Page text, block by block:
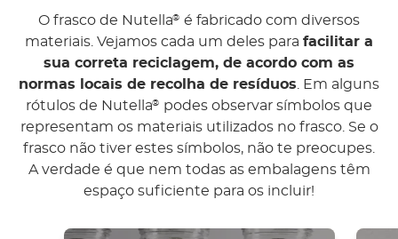
O frasco de Nutella® é fabricado com diversos
materiais. Vejamos cada um deles para facilitar a
sua correta reciclagem, de acordo com as
normas locais de recolha de resíduos. Em alguns
rótulos de Nutella® podes observar símbolos que
representam os materiais utilizados no frasco. Se o
frasco não tiver estes símbolos, não te preocupes.
A verdade é que nem todas as embalagens têm
espaço suficiente para os incluir!